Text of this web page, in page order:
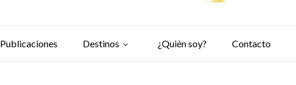
Publicaciones Destinos ¿Quién soy? Contacto